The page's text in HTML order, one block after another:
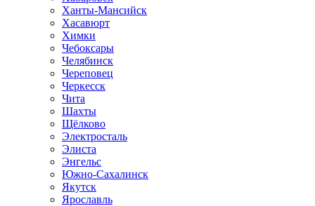
Ханты-Мансийск
Хасавюрт
Химки
Чебоксары
Челябинск
Череповец
Черкесск
Чита
Шахты
Щёлково
Электросталь
Элиста
Энгельс
Южно-Сахалинск
Якутск
Ярославль